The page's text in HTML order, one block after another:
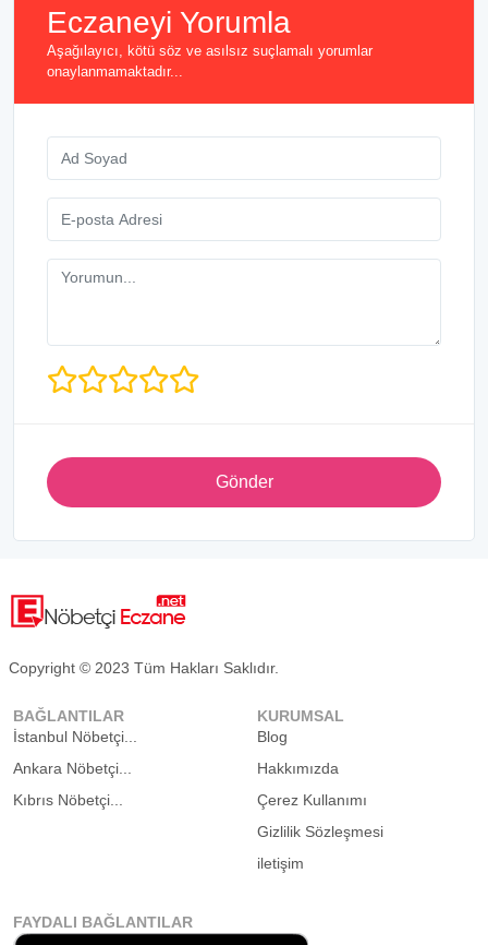
Eczaneyi Yorumla
Aşağılayıcı, kötü söz ve asılsız suçlamalı yorumlar
onaylanmamaktadır...
Gönder
Copyright © 2023 Tüm Hakları Saklıdır.
BAĞLANTILAR
İstanbul Nöbetçi...
Ankara Nöbetçi...
Kıbrıs Nöbetçi...
KURUMSAL
Blog
Hakkımızda
Çerez Kullanımı
Gizlilik Sözleşmesi
iletişim
FAYDALI BAĞLANTILAR